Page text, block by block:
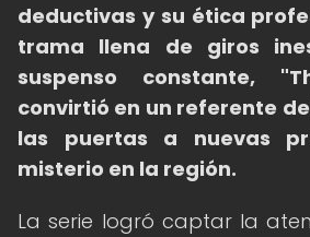
deductivas y su ética
trama llena de giros
suspenso constante,
convirtió en un referente
las puertas a nuevas
misterio en la región.
La serie logró captar la